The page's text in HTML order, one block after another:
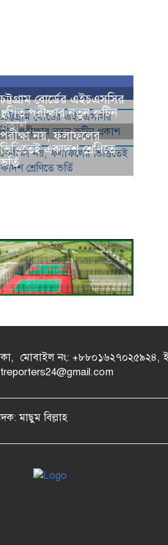
চট্টগ্রাম বোর্ডের এইচএসসির
স্থগিত পরীক্ষার নতুন রুটিন
প্রকাশ
পরীক্ষা নয়, ফলাফলের
ভিত্তিতেই একাদশ শ্রেণিতে
ভর্তি
মোবাইল নং: +৮৮০১৬২৭০২৫৯২৪,
মাছুম বিল্লাহ